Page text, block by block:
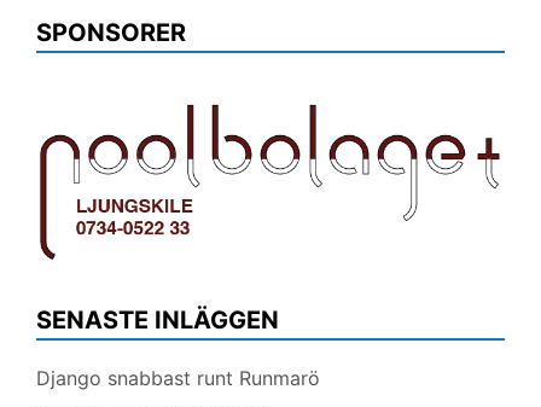
SPONSORER
SENASTE INLÄGGEN
Django snabbast runt Runmarö